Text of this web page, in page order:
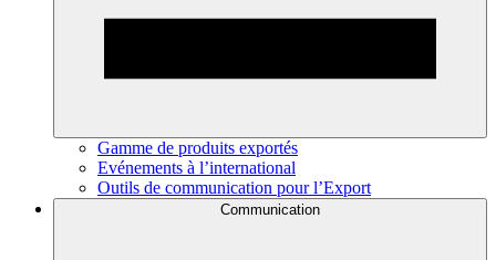
Gamme de produits exportés
Evénements à l’international
Outils de communication pour l’Export
Communication